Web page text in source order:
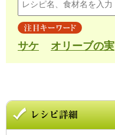
サケ オリーブの実